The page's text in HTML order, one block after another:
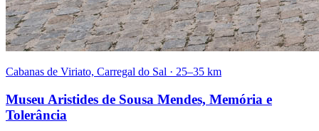
Cabanas de Viriato, Carregal do Sal · 25–35 km
Museu Aristides de Sousa Mendes, Memória e
Tolerância